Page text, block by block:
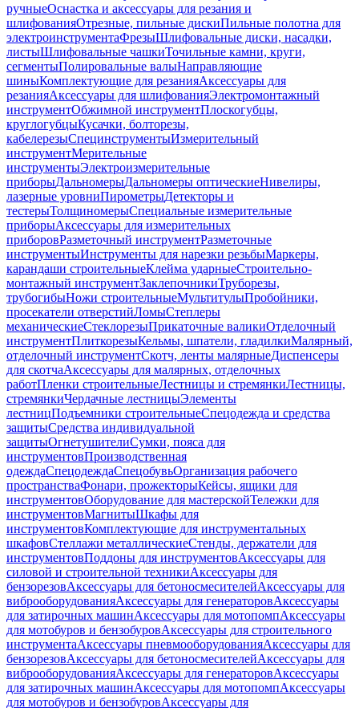
ручныеОснастка и аксессуары для резания и
шлифованияОтрезные, пильные дискиПильные полотна для
электроинструментаФрезыШлифовальные диски, насадки,
листыШлифовальные чашкиТочильные камни, круги,
сегментыПолировальные валыНаправляющие
шиныКомплектующие для резанияАксессуары для
резанияАксессуары для шлифованияЭлектромонтажный
инструментОбжимной инструментПлоскогубцы,
круглогубцыКусачки, болторезы,
кабелерезыСпецинструментыИзмерительный
инструментМерительные
инструментыЭлектроизмерительные
приборыДальномерыДальномеры оптическиеНивелиры,
лазерные уровниПирометрыДетекторы и
тестерыТолщиномерыСпециальные измерительные
приборыАксессуары для измерительных
приборовРазметочный инструментРазметочные
инструментыИнструменты для нарезки резьбыМаркеры,
карандаши строительныеКлейма ударныеСтроительно-
монтажный инструментЗаклепочникиТруборезы,
трубогибыНожи строительныеМультитулыПробойники,
просекатели отверстийЛомыСтеплеры
механическиеСтеклорезыПрикаточные валикиОтделочный
инструментПлиткорезыКельмы, шпатели, гладилкиМалярный,
отделочный инструментСкотч, ленты малярныеДиспенсеры
для скотчаАксессуары для малярных, отделочных
работПленки строительныеЛестницы и стремянкиЛестницы,
стремянкиЧердачные лестницыЭлементы
лестницПодъемники строительныеСпецодежда и средства
защитыСредства индивидуальной
защитыОгнетушителиСумки, пояса для
инструментовПроизводственная
одеждаСпецодеждаСпецобувьОрганизация рабочего
пространстваФонари, прожекторыКейсы, ящики для
инструментовОборудование для мастерскойТележки для
инструментовМагнитыШкафы для
инструментовКомплектующие для инструментальных
шкафовСтеллажи металлическиеСтенды, держатели для
инструментовПоддоны для инструментовАксессуары для
силовой и строительной техникиАксессуары для
бензорезовАксессуары для бетоносмесителейАксессуары для
виброоборудованияАксессуары для генераторовАксессуары
для затирочных машинАксессуары для мотопомпАксессуары
для мотобуров и бензобуровАксессуары для строительного
инструментаАксессуары пневмооборудованияАксессуары для
бензорезовАксессуары для бетоносмесителейАксессуары для
виброоборудованияАксессуары для генераторовАксессуары
для затирочных машинАксессуары для мотопомпАксессуары
для мотобуров и бензобуровАксессуары для